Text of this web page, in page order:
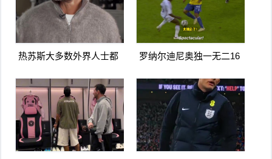
热苏斯大多数外界人士都
么
罗纳尔迪尼奥独一无二16
糕时刻